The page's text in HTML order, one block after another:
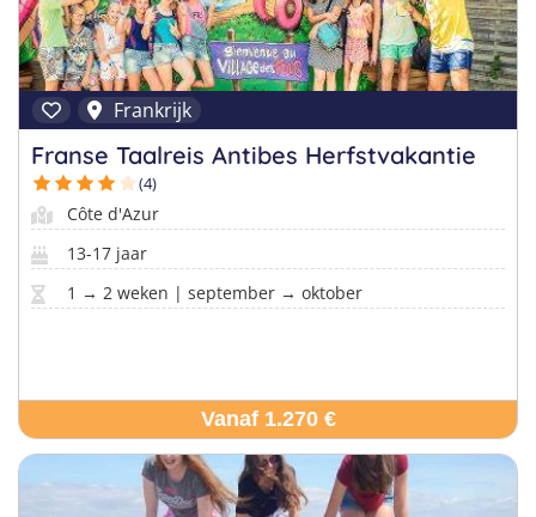
Frankrijk
Franse Taalreis Antibes Herfstvakantie
(4)
Côte d'Azur
13-17 jaar
1 → 2 weken | september → oktober
Vanaf 1.270 €